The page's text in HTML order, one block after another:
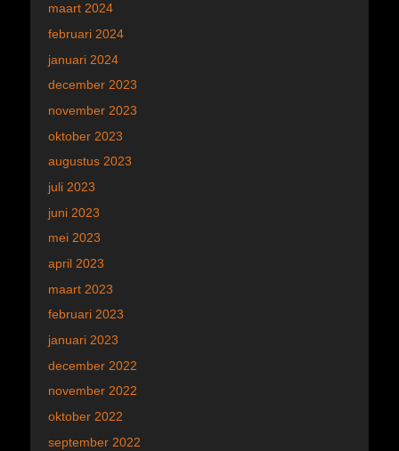
maart 2024
februari 2024
januari 2024
december 2023
november 2023
oktober 2023
augustus 2023
juli 2023
juni 2023
mei 2023
april 2023
maart 2023
februari 2023
januari 2023
december 2022
november 2022
oktober 2022
september 2022